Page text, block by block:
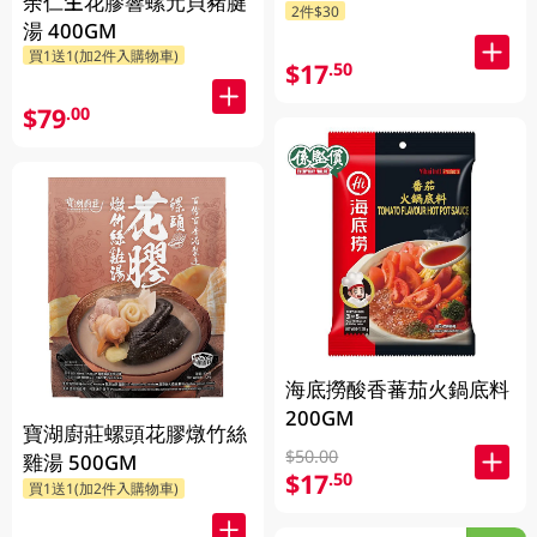
湯 400GM
買1送1(加2件入購物車)
$79.00
寶湖廚莊螺頭花膠燉竹絲
雞湯 500GM
買1送1(加2件入購物車)
2件$30
$17.50
海底撈酸香蕃茄火鍋底料
200GM
$50.00
$17.50